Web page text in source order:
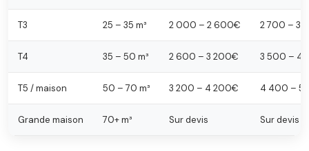
T3 25 – 35 m³ 2 000 – 2 600€ 2 700 – 3
T4 35 – 50 m³ 2 600 – 3 200€ 3 500 – 4
T5 / maison 50 – 70 m³ 3 200 – 4 200€ 4 400 – 5
Grande maison 70+ m³ Sur devis Sur devis